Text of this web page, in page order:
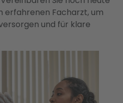
erfahrenen Facharzt, um
und für klare